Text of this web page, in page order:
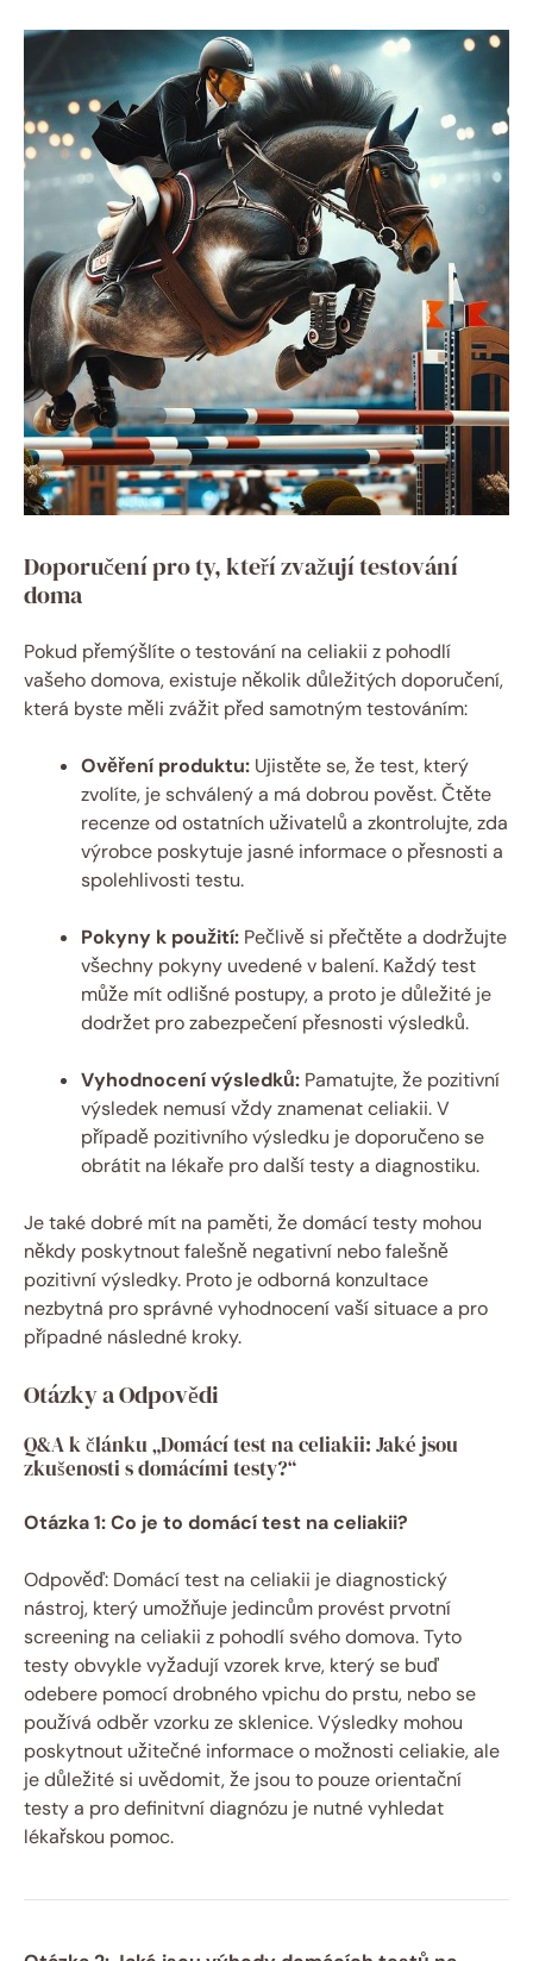
Doporučení pro ty, kteří zvažují testování
doma
Pokud přemýšlíte o testování na celiakii z pohodlí
vašeho domova, existuje několik důležitých doporučení,
která byste měli zvážit před samotným testováním:
Ověření produktu: Ujistěte se, že test, který
zvolíte, je schválený a má dobrou pověst. Čtěte
recenze od ostatních uživatelů a zkontrolujte, zda
výrobce poskytuje jasné informace o přesnosti a
spolehlivosti testu.
Pokyny k použití: Pečlivě si přečtěte a dodržujte
všechny pokyny uvedené v balení. Každý test
může mít odlišné postupy, a proto je důležité je
dodržet pro zabezpečení přesnosti výsledků.
Vyhodnocení výsledků: Pamatujte, že pozitivní
výsledek nemusí vždy znamenat celiakii. V
případě pozitivního výsledku je doporučeno se
obrátit na lékaře pro další testy a diagnostiku.
Je také dobré mít na paměti, že domácí testy mohou
někdy poskytnout falešně negativní nebo falešně
pozitivní výsledky. Proto je odborná konzultace
nezbytná pro správné vyhodnocení vaší situace a pro
případné následné kroky.
Otázky a Odpovědi
Q&A k článku „Domácí test na celiakii: Jaké jsou
zkušenosti s domácími testy?“
Otázka 1: Co je to domácí test na celiakii?
Odpověď: Domácí test na celiakii je diagnostický
nástroj, který umožňuje jedincům provést prvotní
screening na celiakii z pohodlí svého domova. Tyto
testy obvykle vyžadují vzorek krve, který se buď
odebere pomocí drobného vpichu do prstu, nebo se
používá odběr vzorku ze sklenice. Výsledky mohou
poskytnout užitečné informace o možnosti celiakie, ale
je důležité si uvědomit, že jsou to pouze orientační
testy a pro definitvní diagnózu je nutné vyhledat
lékařskou pomoc.